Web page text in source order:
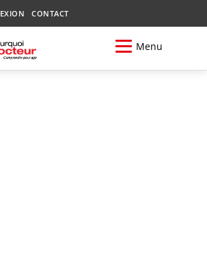
CONTACT
Menu